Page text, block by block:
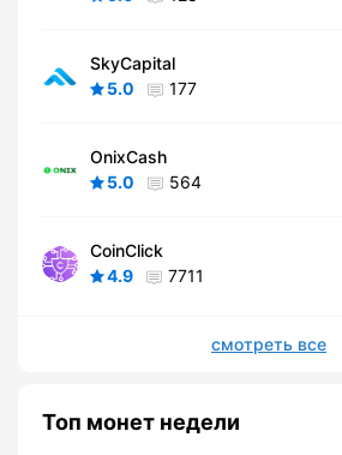
SkyCapital
5.0
177
OnixCash
5.0
564
CoinClick
4.9
7711
смотреть все
Топ монет недели